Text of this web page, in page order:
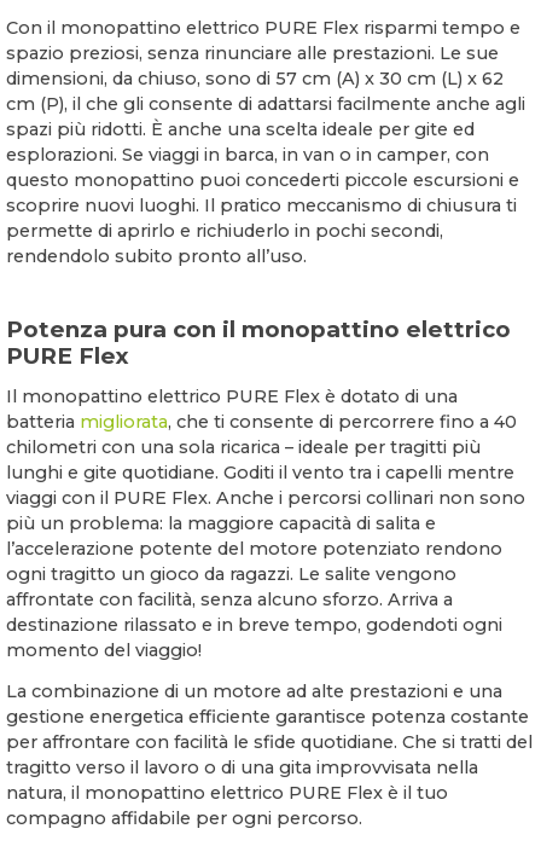
Con il monopattino elettrico PURE Flex risparmi tempo e
spazio preziosi, senza rinunciare alle prestazioni. Le sue
dimensioni, da chiuso, sono di 57 cm (A) x 30 cm (L) x 62
cm (P), il che gli consente di adattarsi facilmente anche agli
spazi più ridotti. È anche una scelta ideale per gite ed
esplorazioni. Se viaggi in barca, in van o in camper, con
questo monopattino puoi concederti piccole escursioni e
scoprire nuovi luoghi. Il pratico meccanismo di chiusura ti
permette di aprirlo e richiuderlo in pochi secondi,
rendendolo subito pronto all’uso.
Potenza pura con il monopattino elettrico
PURE Flex
Il monopattino elettrico PURE Flex è dotato di una
batteria migliorata, che ti consente di percorrere fino a 40
chilometri con una sola ricarica – ideale per tragitti più
lunghi e gite quotidiane. Goditi il vento tra i capelli mentre
viaggi con il PURE Flex. Anche i percorsi collinari non sono
più un problema: la maggiore capacità di salita e
l’accelerazione potente del motore potenziato rendono
ogni tragitto un gioco da ragazzi. Le salite vengono
affrontate con facilità, senza alcuno sforzo. Arriva a
destinazione rilassato e in breve tempo, godendoti ogni
momento del viaggio!
La combinazione di un motore ad alte prestazioni e una
gestione energetica efficiente garantisce potenza costante
per affrontare con facilità le sfide quotidiane. Che si tratti del
tragitto verso il lavoro o di una gita improvvisata nella
natura, il monopattino elettrico PURE Flex è il tuo
compagno affidabile per ogni percorso.